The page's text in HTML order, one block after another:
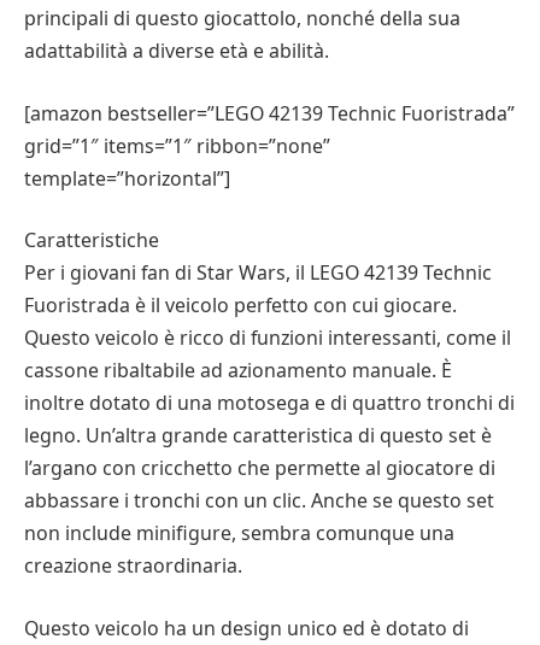
principali di questo giocattolo, nonché della sua
adattabilità a diverse età e abilità.
[amazon bestseller=”LEGO 42139 Technic Fuoristrada”
grid=”1″ items=”1″ ribbon=”none”
template=”horizontal”]
Caratteristiche
Per i giovani fan di Star Wars, il LEGO 42139 Technic
Fuoristrada è il veicolo perfetto con cui giocare.
Questo veicolo è ricco di funzioni interessanti, come il
cassone ribaltabile ad azionamento manuale. È
inoltre dotato di una motosega e di quattro tronchi di
legno. Un’altra grande caratteristica di questo set è
l’argano con cricchetto che permette al giocatore di
abbassare i tronchi con un clic. Anche se questo set
non include minifigure, sembra comunque una
creazione straordinaria.
Questo veicolo ha un design unico ed è dotato di